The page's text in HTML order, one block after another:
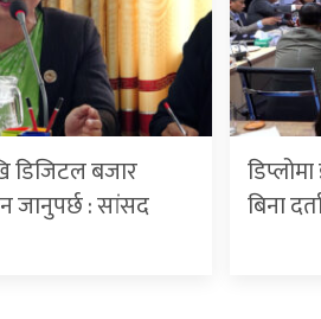
डिजिटल बजार
जानुपर्छ : सांसद
बिना